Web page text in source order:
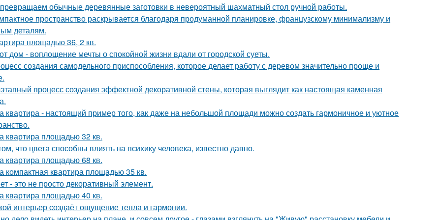
обычные деревянные заготовки в невероятный шахматный стол ручной работы.
пространство раскрывается благодаря продуманной планировке, французскому минимализму и
деталям.
площадью 36, 2 кв.
дом - воплощение мечты о спокойной жизни вдали от городской суеты.
создания самодельного приспособления, которое делает работу с деревом значительно проще и
процесс создания эффектной декоративной стены, которая выглядит как настоящая каменная
квартира - настоящий пример того, как даже на небольшой площади можно создать гармоничное и уютное
квартира площадью 32 кв.
что цвета способны влиять на психику человека, известно давно.
квартира площадью 68 кв.
компактная квартира площадью 35 кв.
- это не просто декоративный элемент.
квартира площадью 40 кв.
интерьер создаёт ощущение тепла и гармонии.